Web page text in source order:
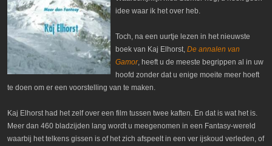
idee waar ik het over heb.
Toch, na een uurtje lezen in het nieuwste
boek van Kaj Elhorst, De annalen van
Gamor, heeft u de meeste begrippen al in uw
hoofd zonder dat u enige moeite meer hoeft
te doen om er een voorstelling van te maken.
Kaj Elhorst had het zelf over een film tussen twee kaften. En dat is wat het is.
Meer dan 460 bladzijden lang wordt u meegenomen in een Fantasy-wereld
waarbij het telkens gissen is of het zich afspeelt in een ver ijskoud verleden, of